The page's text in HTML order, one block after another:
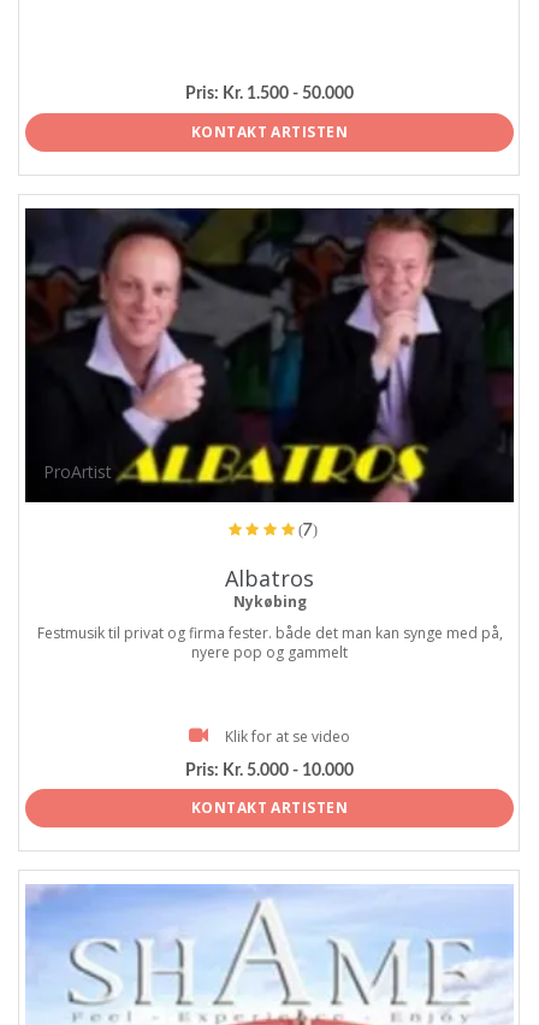
Pris: Kr. 1.500 - 50.000
KONTAKT ARTISTEN
ProArtist
(7)
Albatros
Nykøbing
Festmusik til privat og firma fester. både det man kan synge med på,
nyere pop og gammelt
Klik for at se video
Pris: Kr. 5.000 - 10.000
KONTAKT ARTISTEN